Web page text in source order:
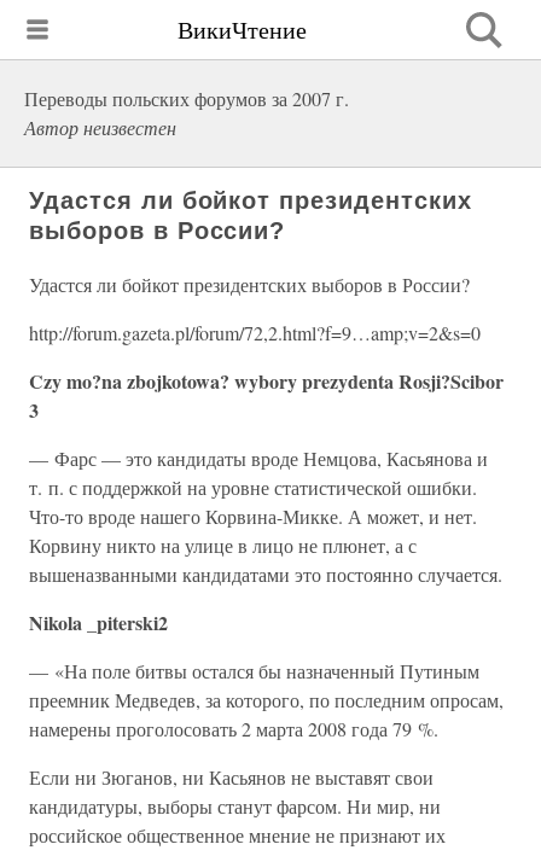
ВикиЧтение
Переводы польских форумов за 2007 г.
Автор неизвестен
Удастся ли бойкот президентских
выборов в России?
Удастся ли бойкот президентских выборов в России?
http://forum.gazeta.pl/forum/72,2.html?f=9…amp;v=2&s=0
Czy mo?na zbojkotowa? wybory prezydenta Rosji?Scibor
3
— Фарс — это кандидаты вроде Немцова, Касьянова и
т. п. с поддержкой на уровне статистической ошибки.
Что-то вроде нашего Корвина-Микке. А может, и нет.
Корвину никто на улице в лицо не плюнет, а с
вышеназванными кандидатами это постоянно случается.
Nikola _piterski2
— «На поле битвы остался бы назначенный Путиным
преемник Медведев, за которого, по последним опросам,
намерены проголосовать 2 марта 2008 года 79 %.
Если ни Зюганов, ни Касьянов не выставят свои
кандидатуры, выборы станут фарсом. Ни мир, ни
российское общественное мнение не признают их